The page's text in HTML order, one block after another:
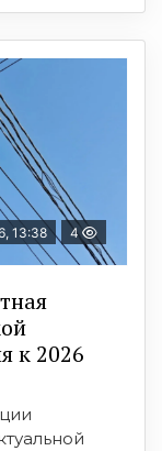
13:38 4
к 2026